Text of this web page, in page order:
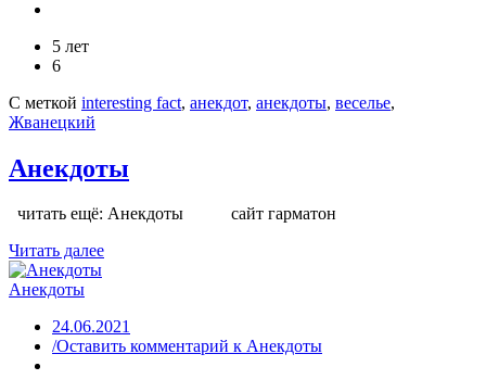
5 лет
6
С меткой interesting fact, анекдот, анекдоты, веселье,
Жванецкий
Анекдоты
читать ещё: Анекдоты сайт гарматон
Читать далее
Анекдоты
24.06.2021
/Оставить комментарий к Анекдоты